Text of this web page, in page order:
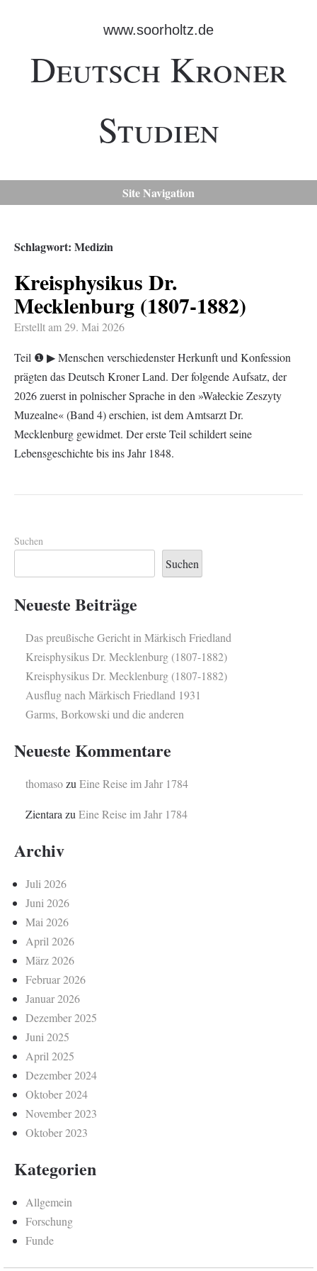
www.soorholtz.de
Deutsch Kroner
Studien
Site Navigation
Schlagwort: Medizin
Kreisphysikus Dr.
Mecklenburg (1807-1882)
Erstellt am29. Mai 2026
Teil ❶ ▶︎ Menschen verschiedenster Herkunft und Konfession
prägten das Deutsch Kroner Land. Der folgende Aufsatz, der
2026 zuerst in polnischer Sprache in den »Wałeckie Zeszyty
Muzealne« (Band 4) erschien, ist dem Amtsarzt Dr.
Mecklenburg gewidmet. Der erste Teil schildert seine
Lebensgeschichte bis ins Jahr 1848.
Suchen
Suchen
Neueste Beiträge
Das preußische Gericht in Märkisch Friedland
Kreisphysikus Dr. Mecklenburg (1807-1882)
Kreisphysikus Dr. Mecklenburg (1807-1882)
Ausflug nach Märkisch Friedland 1931
Garms, Borkowski und die anderen
Neueste Kommentare
thomasozu Eine Reise im Jahr 1784
Zientara zu Eine Reise im Jahr 1784
Archiv
Juli 2026
Juni 2026
Mai 2026
April 2026
März 2026
Februar 2026
Januar 2026
Dezember 2025
Juni 2025
April 2025
Dezember 2024
Oktober 2024
November 2023
Oktober 2023
Kategorien
Allgemein
Forschung
Funde